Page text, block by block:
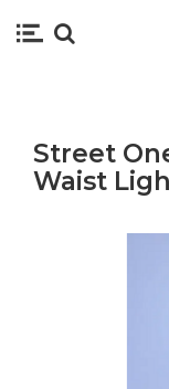
Street
Waist